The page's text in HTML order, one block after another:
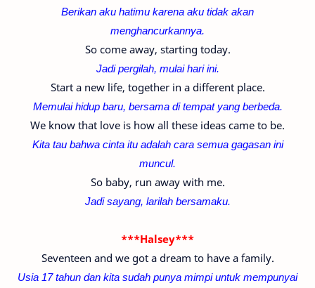
Berikan aku hatimu karena aku tidak akan
menghancurkannya.
So come away, starting today.
Jadi pergilah, mulai hari ini.
Start a new life, together in a different place.
Memulai hidup baru, bersama di tempat yang berbeda.
We know that love is how all these ideas came to be.
Kita tau bahwa cinta itu adalah cara semua gagasan ini
muncul.
So baby, run away with me.
Jadi sayang, larilah bersamaku.
***Halsey***
Seventeen and we got a dream to have a family.
Usia 17 tahun dan kita sudah punya mimpi untuk mempunyai